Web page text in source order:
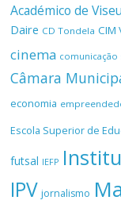
Académico de Viseu
Daire CD Tondela CIM
cinema comunicação
Câmara
economia
Escola Superior de
futsal IEFP
IPV jornalismo